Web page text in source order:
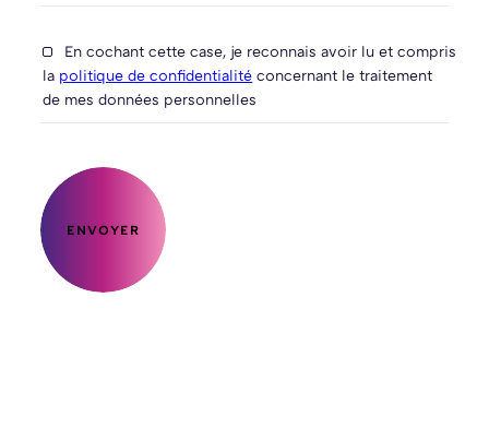
En cochant cette case, je reconnais avoir lu et compris
la politique de confidentialité concernant le traitement
de mes données personnelles
ENVOYER